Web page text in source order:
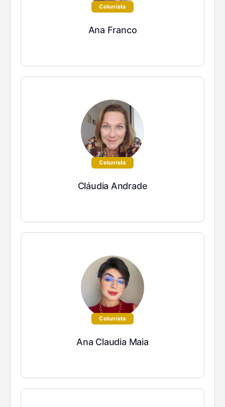
Colunista
Ana Franco
Colunista
Cláudia Andrade
Colunista
Ana Claudia Maia